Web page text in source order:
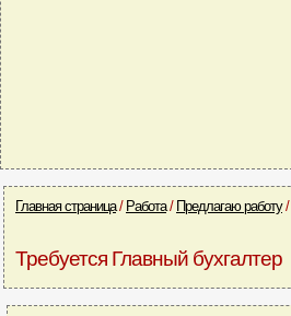
Главная страница/ Работа/ Предлагаю работу/
Требуется Главный бухгалтер